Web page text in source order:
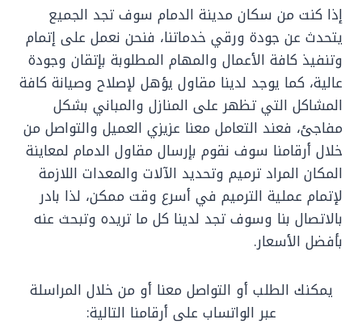
إذا كنت من سكان مدينة الدمام سوف تجد الجميع
يتحدث عن جودة ورقي خدماتنا، فنحن نعمل على إتمام
وتنفيذ كافة الأعمال والمهام المطلوبة بإتقان وجودة
عالية، كما يوجد لدينا مقاول يؤهل لإصلاح وصيانة كافة
المشاكل التي تظهر على المنازل والمباني بشكل
مفاجئ، فعند التعامل معنا عزيزي العميل والتواصل من
خلال أرقامنا سوف نقوم بإرسال مقاول الدمام لمعاينة
المكان المراد ترميم وتحديد الآلات والمعدات اللازمة
لإتمام عملية الترميم في أسرع وقت ممكن، لذا بادر
بالاتصال بنا وسوف تجد لدينا كل ما تريده وتبحث عنه
بأفضل الأسعار.
يمكنك الطلب أو التواصل معنا أو من خلال المراسلة
عبر الواتساب على أرقامنا التالية: